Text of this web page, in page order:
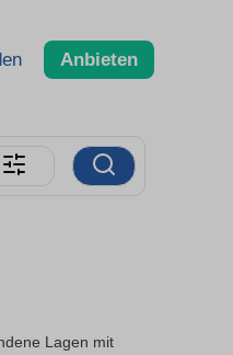
Anbieten
Lagen mit